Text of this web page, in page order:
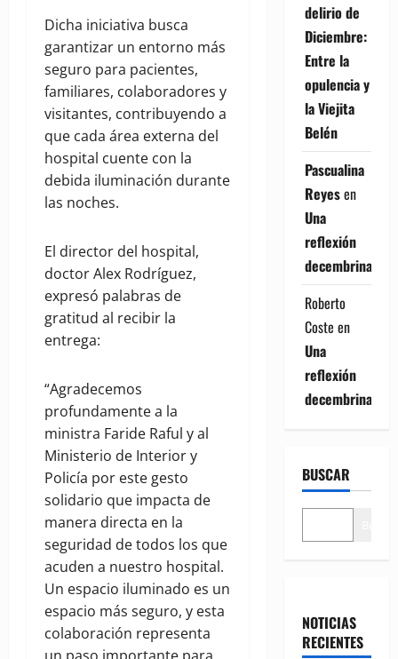
Dicha iniciativa busca
garantizar un entorno más
seguro para pacientes,
familiares, colaboradores y
visitantes, contribuyendo a
que cada área externa del
hospital cuente con la
debida iluminación durante
las noches.
El director del hospital,
doctor Alex Rodríguez,
expresó palabras de
gratitud al recibir la
entrega:
“Agradecemos
profundamente a la
ministra Faride Raful y al
Ministerio de Interior y
Policía por este gesto
solidario que impacta de
manera directa en la
seguridad de todos los que
acuden a nuestro hospital.
Un espacio iluminado es un
espacio más seguro, y esta
colaboración representa
delirio de
Diciembre:
Entre la
opulencia y
la Viejita
Belén
Pascualina
Reyesen
Una
reflexión
decembrina
Roberto
Coste en
Una
reflexión
decembrina
BUSCAR
NOTICIAS
RECIENTES